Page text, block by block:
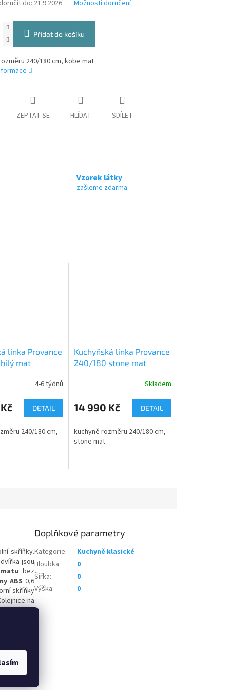
do: 21.9.2026 Možnosti doručení
Přidat do košíku
240/180 cm, kobe mat
ZEPTAT SE HLÍDAT SDÍLET
Vzorek látky
zašleme zdarma
linka Provance
mat
4-6 týdnů
DETAIL
240/180 cm,
Kuchyňská linka Provance
240/180 stone mat
Skladem
14 990 Kč DETAIL
kuchyně rozměru 240/180 cm,
stone mat
skříňky.
jsou
bez
ABS 0,6
skříňky
na
možné si
k
Doplňkové parametry
Kategorie:
Kuchyně klasické
Hloubka:
0
Šířka:
0
Výška: 0